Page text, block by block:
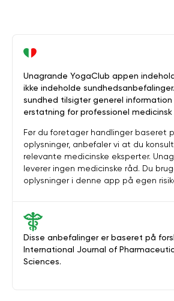
Disse anbefalinger er baseret på
International Journal of
Sciences.
Unagrande YogaClub appen
ikke indeholde
sundhed tilsigter generel information
erstatning for professionel medicinsk
Før du foretager handlinger baseret
oplysninger, anbefaler vi at du
relevante medicinske eksperter.
leverer ingen medicinske råd. Du
oplysninger i denne app på egen